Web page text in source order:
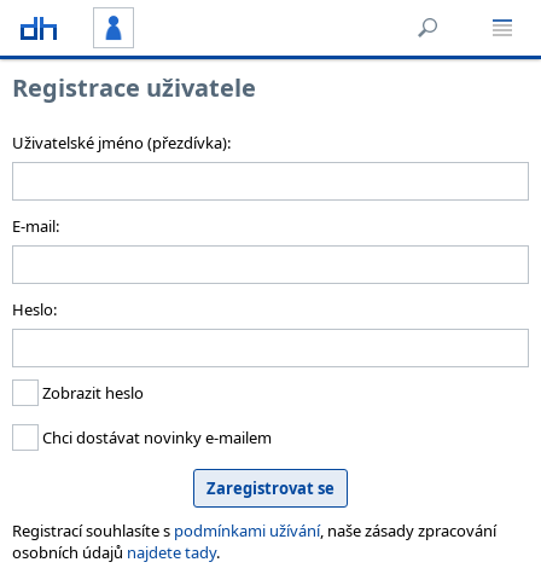
Registrace uživatele
Uživatelské jméno (přezdívka):
E-mail:
Heslo:
Zobrazit heslo
Chci dostávat novinky e-mailem
Registrací souhlasíte s podmínkami užívání, naše zásady zpracování
osobních údajů najdete tady.